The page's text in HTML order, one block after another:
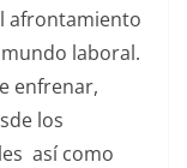
afrontamiento
laboral.
enfrenar,
los
así como